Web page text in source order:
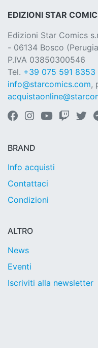
EDIZIONI STAR
Edizioni Star Comics
- 06134 Bosco
P.IVA 03850300546
Tel. +39 075 591 8353
info@starcomics.com,
BRAND
Info acquisti
Contattaci
Condizioni
ALTRO
News
Eventi
Iscriviti alla newsletter